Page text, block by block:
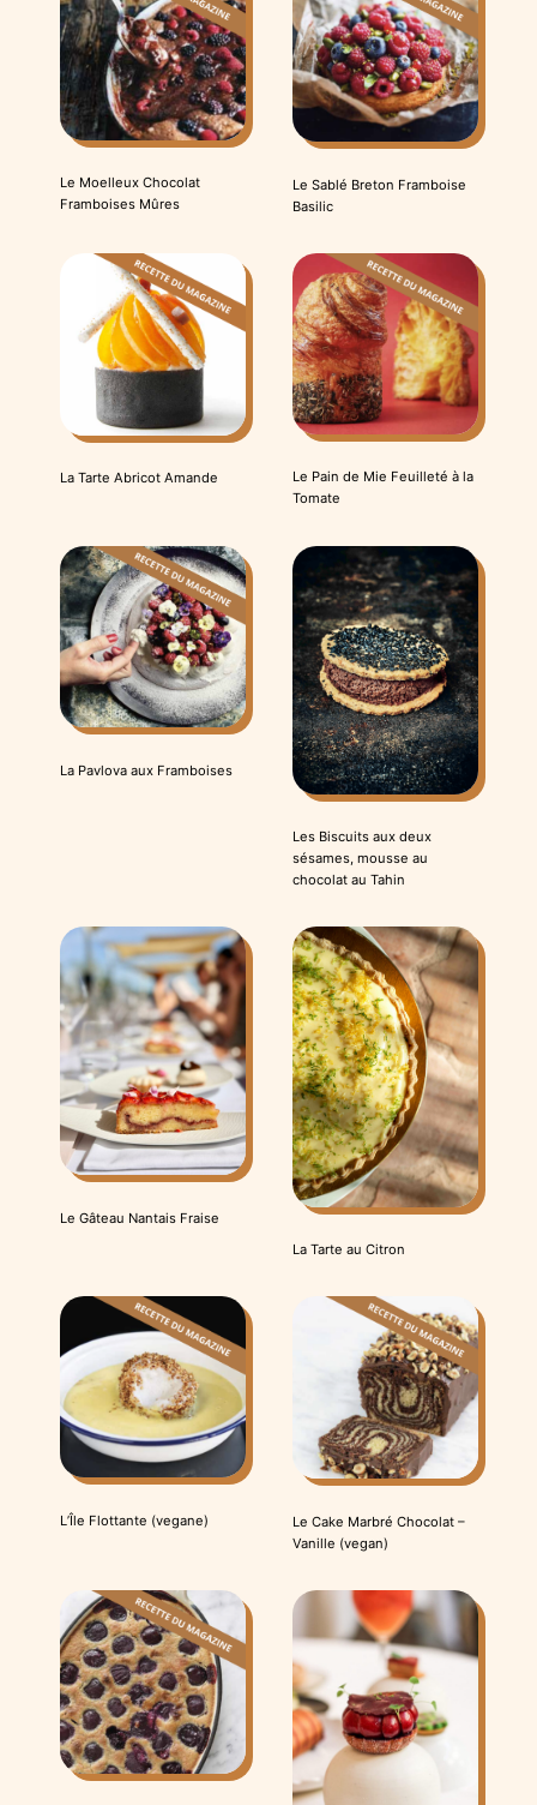
Le Moelleux Chocolat
Framboises Mûres
Le Sablé Breton Framboise
Basilic
La Tarte Abricot Amande
Le Pain de Mie Feuilleté à la
Tomate
La Pavlova aux Framboises
Les Biscuits aux deux
sésames, mousse au
chocolat au Tahin
Le Gâteau Nantais Fraise
La Tarte au Citron
L’Île Flottante (vegane)
Le Cake Marbré Chocolat –
Vanille (vegan)